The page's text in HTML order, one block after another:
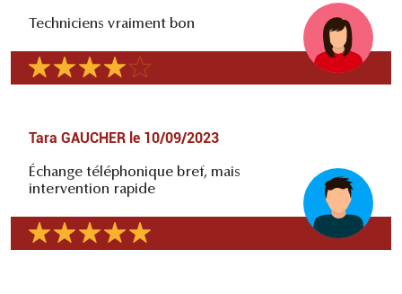
Techniciens vraiment bon
Tara GAUCHER le 10/09/2023
Échange téléphonique bref, mais
intervention rapide